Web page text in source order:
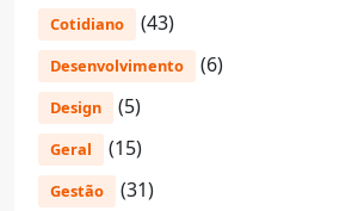
Cotidiano (43)
Desenvolvimento (6)
Design (5)
Geral (15)
Gestão (31)